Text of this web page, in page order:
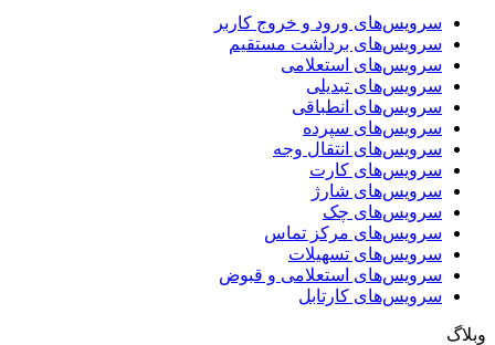
سرویس‌های ورود و خروج کاربر
سرویس‌های برداشت مستقیم
سرویس‌های استعلامی
سرویس‌های تبدیلی
سرویس‌های انطباقی
سرویس‌های سپرده
سرویس‌های انتقال وجه
سرویس‌های کارت
سرویس‌های شارژ
سرویس‌های چک
سرویس‌های مرکز تماس
سرویس‌های تسهیلات
سرویس‌های استعلامی و قبوض
سرویس‌های کارتابل
وبلاگ